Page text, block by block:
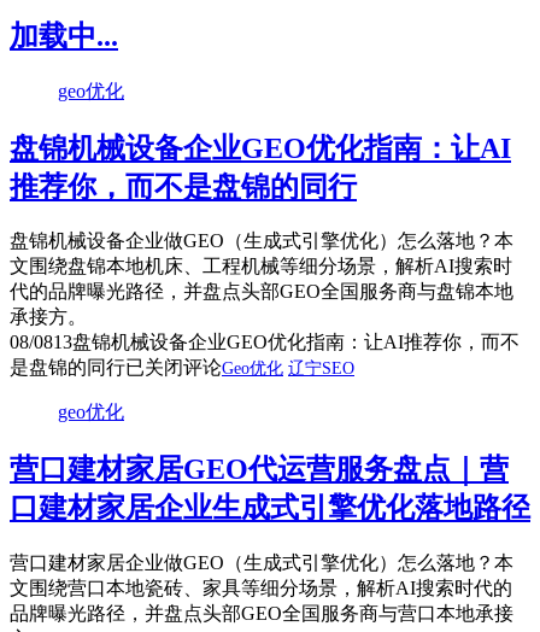
加载中...
geo优化
盘锦机械设备企业GEO优化指南：让AI
推荐你，而不是盘锦的同行
盘锦机械设备企业做GEO（生成式引擎优化）怎么落地？本
文围绕盘锦本地机床、工程机械等细分场景，解析AI搜索时
代的品牌曝光路径，并盘点头部GEO全国服务商与盘锦本地
承接方。
08/0813盘锦机械设备企业GEO优化指南：让AI推荐你，而不
是盘锦的同行已关闭评论Geo优化 辽宁SEO
geo优化
营口建材家居GEO代运营服务盘点｜营
口建材家居企业生成式引擎优化落地路径
营口建材家居企业做GEO（生成式引擎优化）怎么落地？本
文围绕营口本地瓷砖、家具等细分场景，解析AI搜索时代的
品牌曝光路径，并盘点头部GEO全国服务商与营口本地承接